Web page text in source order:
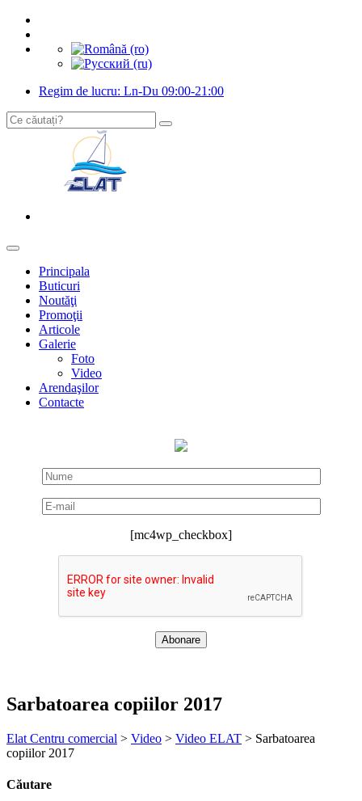
Regim de lucru: Ln-Du 09:00-21:00
Principala
Buticuri
Noutăţi
Promoţii
Articole
Galerie
Foto
Video
Arendaşilor
Contacte
[mc4wp_checkbox]
Sarbatoarea copiilor 2017
Elat Centru comercial > Video > Video ELAT > Sarbatoarea
copiilor 2017
Căutare